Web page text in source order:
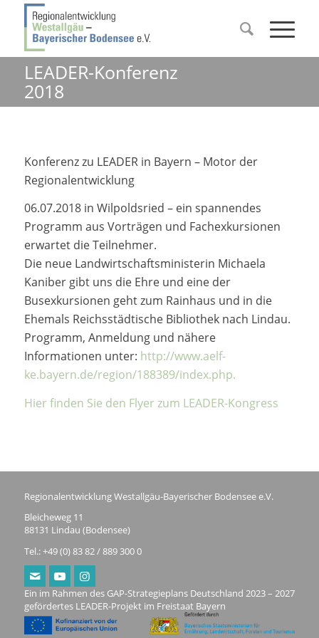
LEADER-Konferenz
2018
Konferenz zu LEADER in Bayern – Motor der
Regionalentwicklung
06.07.2018 in Wilpoldsried – ein spannendes
Programm aus Vorträgen und Fachexkursionen
erwartet die Teilnehmer.
Die neue Landwirtschaftsministerin Michaela
Kaniber gibt uns die Ehre und eine der
Busexkursionen geht zum Rainhaus und in die
Ehemals Reichsstädtische Bibliothek nach Lindau.
Programm, Anmeldung und nähere
Informationen unter: http://www.aelf-
ke.bayern.de/region/188389/index.php.
Hier finden Sie den Flyer zum LEADER-Kongress
Regionalentwicklung Westallgäu-Bayerischer Bodensee e.V.
Bleicheweg 11
88131 Lindau (Bodensee)
Tel.: +49 (0) 83 82 / 889 300 0
Ein im Rahmen des GAP-Strategieplans Deutschland 2023 – 2027
gefördertes LEADER-Projekt im Freistaat Bayern